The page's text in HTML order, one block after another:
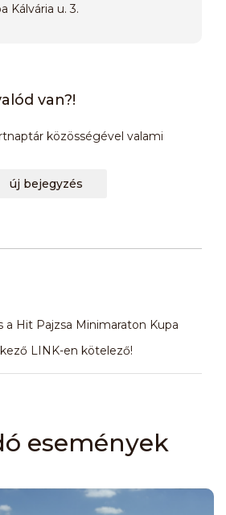
Kálvária u. 3.
van?!
közösségével valami
új bejegyzés
a Hit Pajzsa Minimaraton Kupa
LINK-en kötelező!
események